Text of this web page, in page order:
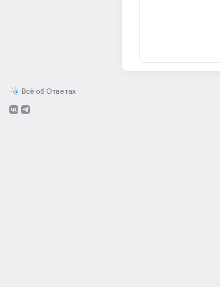
Всё об Ответах